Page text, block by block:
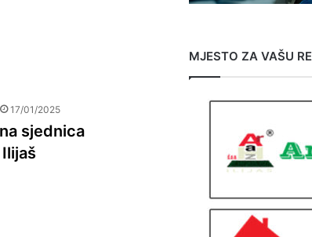
17/01/2025
sjednica
MJESTO ZA VAŠU